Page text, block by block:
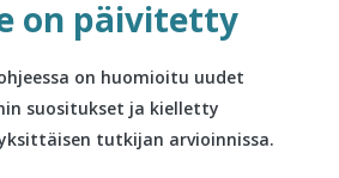
on päivitetty
on huomioitu uudet
suositukset ja kielletty
tutkijan arvioinnissa.